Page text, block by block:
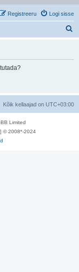
Logi sisse
Registreeru
Kõik kellaajad on UTC+03:00
Limited
© 2008*-2024